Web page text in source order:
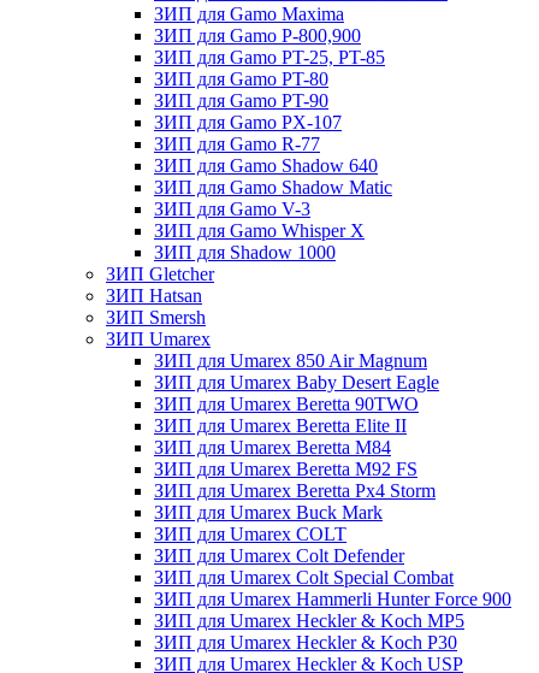
ЗИП для Gamo Maxima
ЗИП для Gamo P-800,900
ЗИП для Gamo PT-25, PT-85
ЗИП для Gamo PT-80
ЗИП для Gamo PT-90
ЗИП для Gamo PX-107
ЗИП для Gamo R-77
ЗИП для Gamo Shadow 640
ЗИП для Gamo Shadow Matic
ЗИП для Gamo V-3
ЗИП для Gamo Whisper X
ЗИП для Shadow 1000
ЗИП Gletcher
ЗИП Hatsan
ЗИП Smersh
ЗИП Umarex
ЗИП для Umarex 850 Air Magnum
ЗИП для Umarex Baby Desert Eagle
ЗИП для Umarex Beretta 90TWO
ЗИП для Umarex Beretta Elite II
ЗИП для Umarex Beretta M84
ЗИП для Umarex Beretta M92 FS
ЗИП для Umarex Beretta Px4 Storm
ЗИП для Umarex Buck Mark
ЗИП для Umarex COLT
ЗИП для Umarex Colt Defender
ЗИП для Umarex Colt Special Combat
ЗИП для Umarex Hammerli Hunter Force 900
ЗИП для Umarex Heckler & Koch MP5
ЗИП для Umarex Heckler & Koch P30
ЗИП для Umarex Heckler & Koch USP